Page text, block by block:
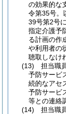
の効果的な
令第35号。
39号第2号
指定介護予
る計画の作
や利用者の
聴取しなけ
(13)
担当職
予防サービ
続的なアセ
予防サービ
等との連絡
(14)
担当職